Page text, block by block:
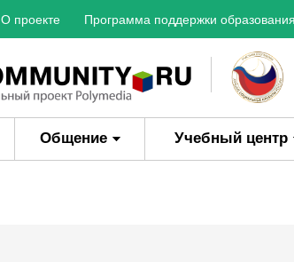
О проекте Программа поддержки образования
Общение Учебный центр